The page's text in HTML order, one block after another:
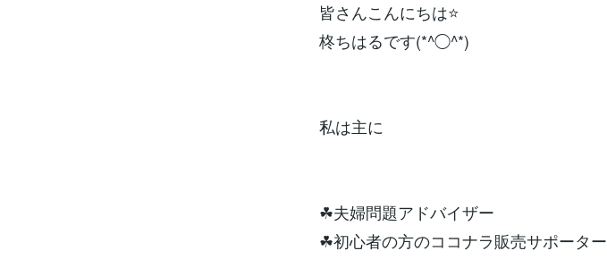
皆さんこんにちは⭐️
柊ちはるです(*^◯^*)
私は主に
☘夫婦問題アドバイザー
☘初心者の方のココナラ販売サポーター